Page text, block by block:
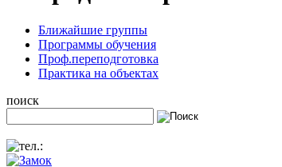
Ближайшие группы
Программы обучения
Проф.переподготовка
Практика на объектах
поиск